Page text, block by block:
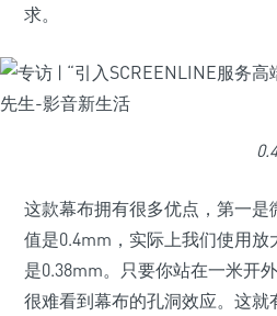
求。
这款幕布拥有很多优点，第一
值是0.4mm，实际上我们使用
是0.38mm。只要你站在一米开
很难看到幕布的孔洞效应。这就